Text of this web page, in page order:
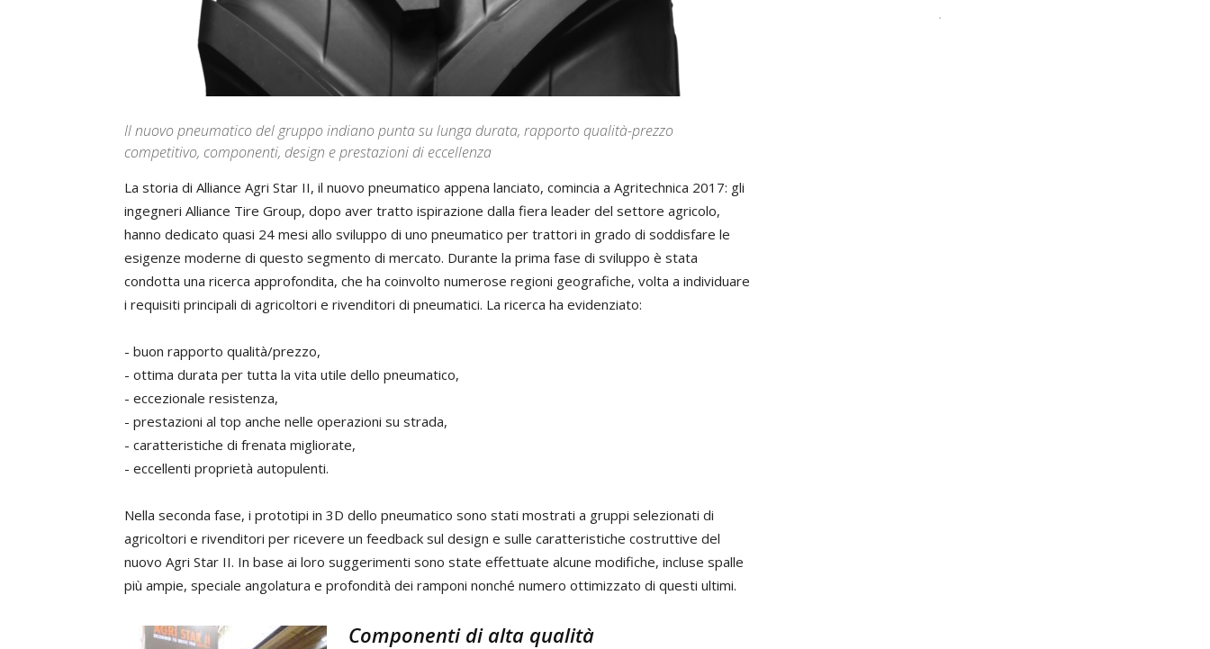
Il nuovo pneumatico del gruppo indiano punta su lunga durata, rapporto qualità-prezzo
competitivo, componenti, design e prestazioni di eccellenza
La storia di Alliance Agri Star II, il nuovo pneumatico appena lanciato, comincia a Agritechnica 2017: gli
ingegneri Alliance Tire Group, dopo aver tratto ispirazione dalla fiera leader del settore agricolo,
hanno dedicato quasi 24 mesi allo sviluppo di uno pneumatico per trattori in grado di soddisfare le
esigenze moderne di questo segmento di mercato. Durante la prima fase di sviluppo è stata
condotta una ricerca approfondita, che ha coinvolto numerose regioni geografiche, volta a individuare
i requisiti principali di agricoltori e rivenditori di pneumatici. La ricerca ha evidenziato:
- buon rapporto qualità/prezzo,
- ottima durata per tutta la vita utile dello pneumatico,
- eccezionale resistenza,
- prestazioni al top anche nelle operazioni su strada,
- caratteristiche di frenata migliorate,
- eccellenti proprietà autopulenti.
Nella seconda fase, i prototipi in 3D dello pneumatico sono stati mostrati a gruppi selezionati di
agricoltori e rivenditori per ricevere un feedback sul design e sulle caratteristiche costruttive del
nuovo Agri Star II. In base ai loro suggerimenti sono state effettuate alcune modifiche, incluse spalle
più ampie, speciale angolatura e profondità dei ramponi nonché numero ottimizzato di questi ultimi.
Componenti di alta qualità